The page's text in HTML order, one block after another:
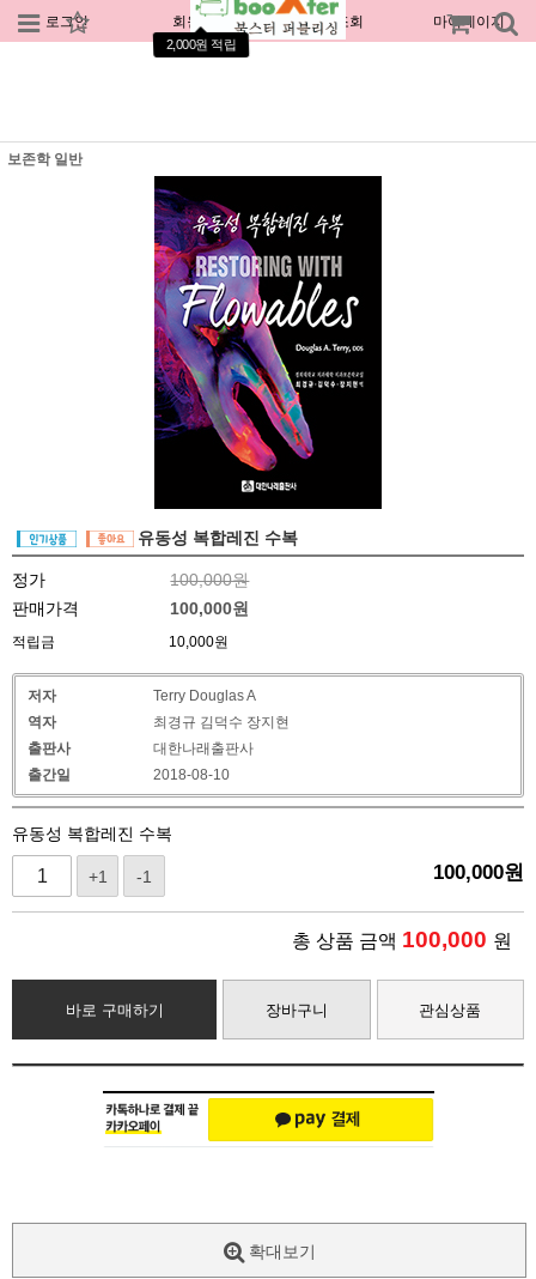
로그인 회원가입
2,000원 적립
주문조회 마이페이지
보존학 일반
유동성 복합레진 수복
정가
100,000원
판매가격
100,000원
적립금 10,000원
저자
Terry Douglas A
역자
최경규 김덕수 장지현
출판사
대한나래출판사
출간일
2018-08-10
유동성 복합레진 수복
+1 -1 100,000원
총 상품 금액 100,000 원
바로 구매하기 장바구니 관심상품
확대보기